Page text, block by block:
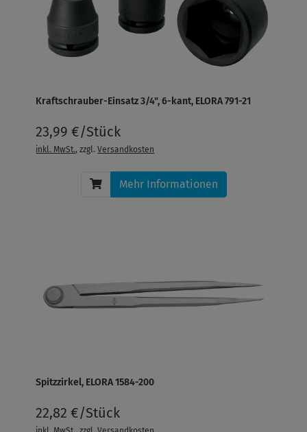
Kraftschrauber-Einsatz 3/4", 6-kant, ELORA 791-21
23,99 €/Stück
inkl. MwSt., zzgl.Versandkosten
Mehr Informationen
Spitzzirkel, ELORA 1584-200
22,82 €/Stück